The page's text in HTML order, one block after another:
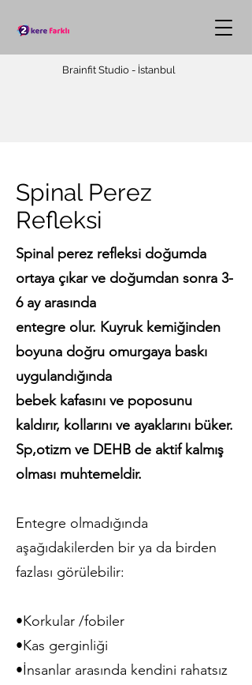
Brainfit Studio - İstanbul
Spinal Perez
Refleksi
Spinal perez refleksi doğumda
ortaya çıkar ve doğumdan sonra 3-
6 ay arasında
entegre olur. Kuyruk kemiğinden
boyuna doğru omurgaya baskı
uygulandığında
bebek kafasını ve poposunu
kaldırır, kollarını ve ayaklarını büker.
Sp,otizm ve DEHB de aktif kalmış
olması muhtemeldir.
Entegre olmadığında
aşağıdakilerden bir ya da birden
fazlası görülebilir:
•Korkular /fobiler
•Kas gerginliği
•İnsanlar arasında kendini rahatsız